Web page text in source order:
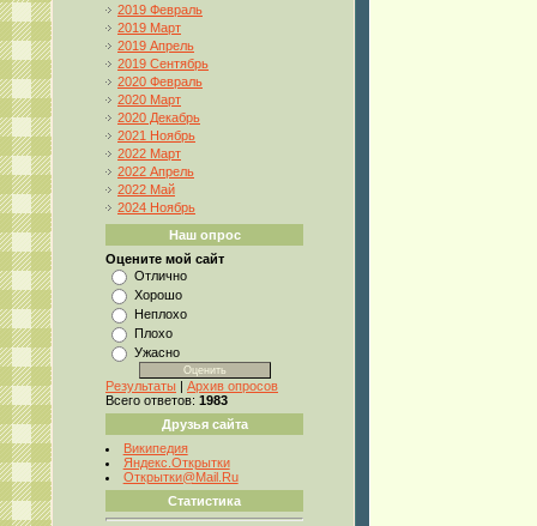
2019 Февраль
2019 Март
2019 Апрель
2019 Сентябрь
2020 Февраль
2020 Март
2020 Декабрь
2021 Ноябрь
2022 Март
2022 Апрель
2022 Май
2024 Ноябрь
Наш опрос
Оцените мой сайт
Отлично
Хорошо
Неплохо
Плохо
Ужасно
Результаты | Архив опросов
Всего ответов: 1983
Друзья сайта
Википедия
Яндекс.Открытки
Открытки@Mail.Ru
Статистика